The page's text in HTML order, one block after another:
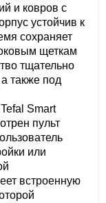
и ковров с
устойчив к
сохраняет
щеткам
тщательно
также под
Smart
пульт
или
встроенную